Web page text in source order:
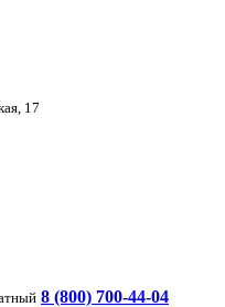
17
8 (800) 700-44-04